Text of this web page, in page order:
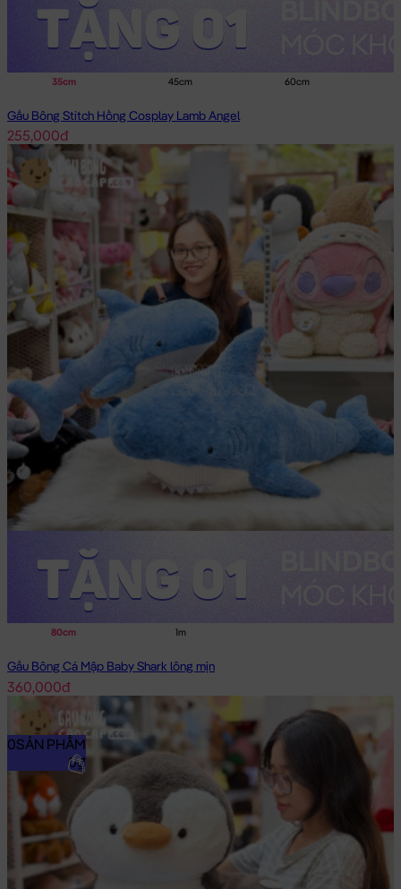
35cm 45cm 60cm
Gấu Bông Stitch Hồng Cosplay Lamb Angel
255,000đ
80cm 1m
Gấu Bông Cá Mập Baby Shark lông mịn
360,000đ
0SẢN PHẨM
0₫